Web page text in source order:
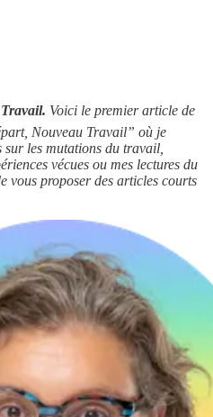
Voici le premier article de
Nouveau Travail” où je
les mutations du travail,
vécues ou mes lectures du
vous proposer des articles courts